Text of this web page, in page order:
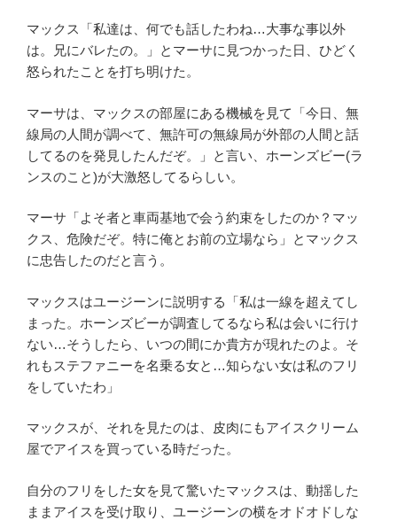
マックス「私達は、何でも話したわね…大事な事以外
は。兄にバレたの。」とマーサに見つかった日、ひどく
怒られたことを打ち明けた。
マーサは、マックスの部屋にある機械を見て「今日、無
線局の人間が調べて、無許可の無線局が外部の人間と話
してるのを発見したんだぞ。」と言い、ホーンズビー(ラ
ンスのこと)が大激怒してるらしい。
マーサ「よそ者と車両基地で会う約束をしたのか？マッ
クス、危険だぞ。特に俺とお前の立場なら」とマックス
に忠告したのだと言う。
マックスはユージーンに説明する「私は一線を超えてし
まった。ホーンズビーが調査してるなら私は会いに行け
ない…そうしたら、いつの間にか貴方が現れたのよ。そ
れもステファニーを名乗る女と…知らない女は私のフリ
をしていたわ」
マックスが、それを見たのは、皮肉にもアイスクリーム
屋でアイスを買っている時だった。
自分のフリをした女を見て驚いたマックスは、動揺した
ままアイスを受け取り、ユージーンの横をオドオドしな